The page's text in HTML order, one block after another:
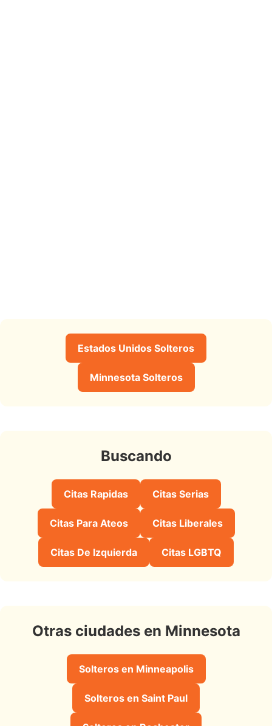
Estados Unidos Solteros
Minnesota Solteros
Buscando
Citas Rapidas Citas Serias
Citas Para Ateos Citas Liberales
Citas De Izquierda Citas LGBTQ
Otras ciudades en Minnesota
Solteros en Minneapolis
Solteros en Saint Paul